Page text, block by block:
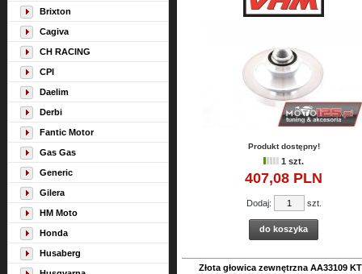
Brixton
Cagiva
CH RACING
CPI
Daelim
Derbi
Fantic Motor
Gas Gas
Generic
Gilera
HM Moto
Honda
Husaberg
Produkt dostępny!
1 szt.
407,08 PLN
Dodaj: szt.
do koszyka
Złota głowica zewnętrzna AA33109